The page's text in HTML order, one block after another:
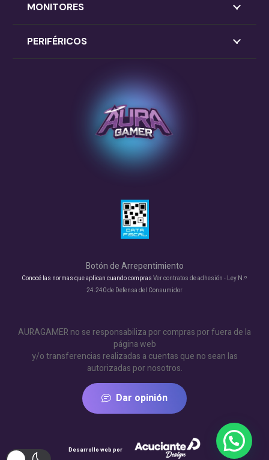
MONITORES
PERIFÉRICOS
Botón de Arrepentimiento
Conocé las normas que aplican cuando compras Ver contratos de adhesión - Ley N.º
24.240 de Defensa del Consumidor
AURAGAMER no se responsabiliza por compras por fuera de la
página web
y/o transferencias realizadas a cuentas que no sean las
autorizadas por nosotros.
Dar opinión
Desarrollo web por